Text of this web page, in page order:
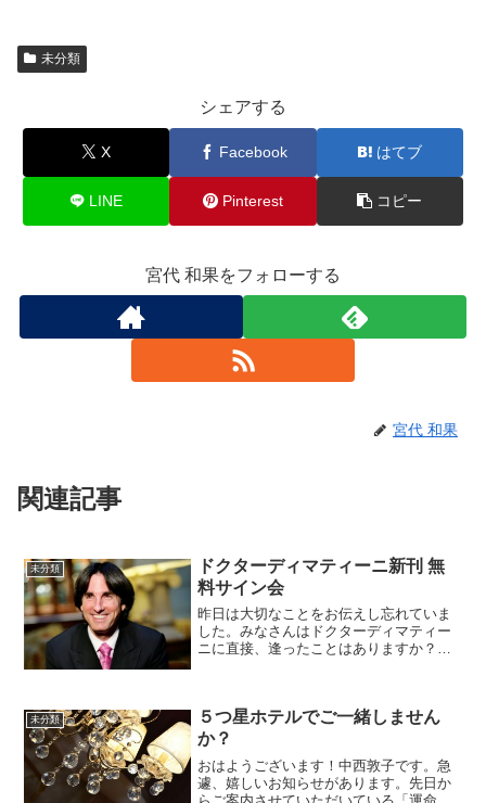
未分類
シェアする
X Facebook はてブ
LINE Pinterest コピー
宮代 和果をフォローする
宮代 和果
関連記事
未分類
ドクターディマティーニ新刊 無
料サイン会
昨日は大切なことをお伝えし忘れていま
した。みなさんはドクターディマティー
ニに直接、逢ったことはありますか？直
マティーニ新刊『逆境がチ...
未分類
５つ星ホテルでご一緒しません
か？
おはようございます！中西敦子です。急
遽、嬉しいお知らせがあります。先日か